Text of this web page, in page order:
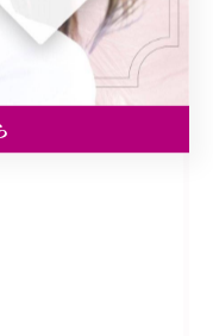
Categories